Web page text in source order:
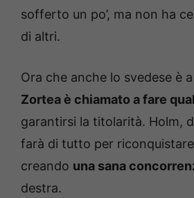
sofferto un po’, ma non ha
di altri.
Ora che anche lo svedese è
Zortea è chiamato a fare
garantirsi la titolarità. Holm,
farà di tutto per
creando una sana
destra.